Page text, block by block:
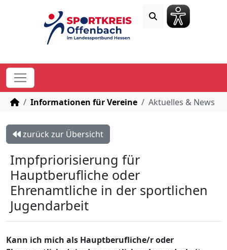
STARTSEITE
Informationen für Vereine Aktuelles & News
zurück zur Übersicht
Impfpriorisierung für
Hauptberufliche oder
Ehrenamtliche in der sportlichen
Jugendarbeit
Kann ich mich als Hauptberufliche/r oder